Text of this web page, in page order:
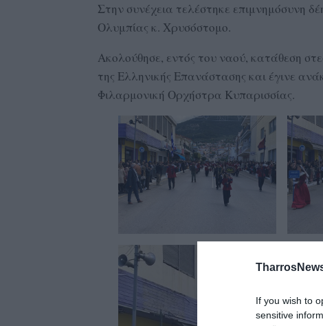
If you wish to
sensitive
Στην συνέχεια τελέστηκε επιμνημόσυνη
Ολυμπίας κ. Χρυσόστομο.
Ακολούθησε, εντός του ναού, κατάθεση
της Ελληνικής Επανάστασης και έγινε
Φιλαρμονική Ορχήστρα Κυπαρισσίας.